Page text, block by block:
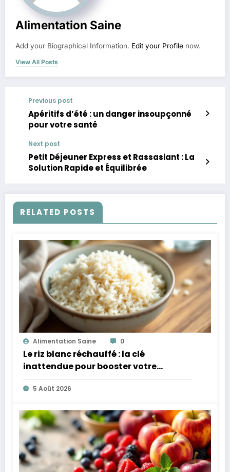
Alimentation Saine
Add your Biographical Information. Edit your Profile now.
View All Posts
Previous post
Apéritifs d’été : un danger insoupçonné
pour votre santé
Next post
Petit Déjeuner Express et Rassasiant : La
Solution Rapide et Équilibrée
RELATED POSTS
Alimentation Saine 0
Le riz blanc réchauffé : la clé
inattendue pour booster votre
microbiote
5 Août 2026